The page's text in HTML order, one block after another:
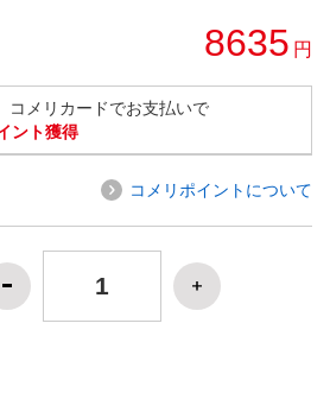
8635 円
コメリカードでお支払いで
ント獲得
コメリポイントについて